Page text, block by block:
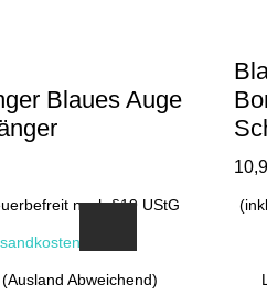
Blaues Auge
nach §19 UStG
Abweichend)